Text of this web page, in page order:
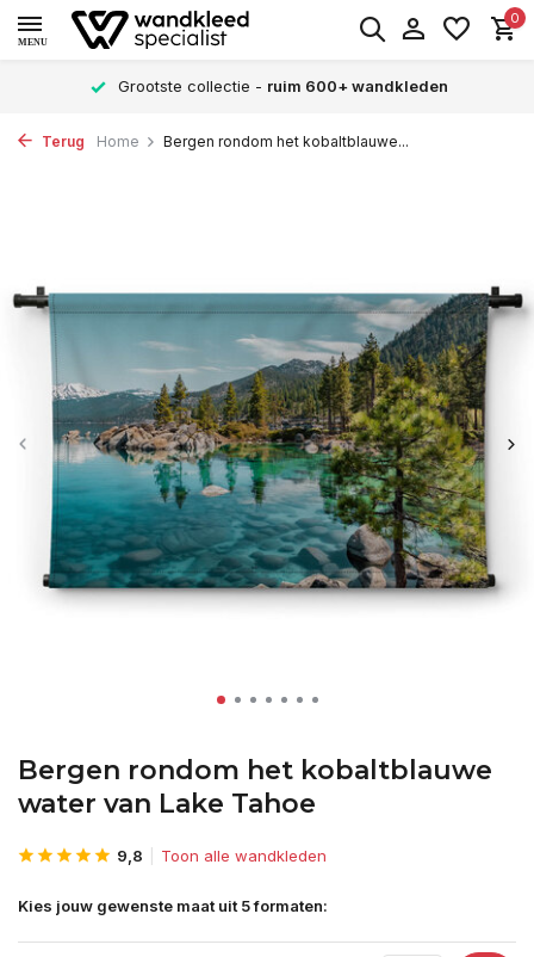
MENU
0
Grootste collectie - ruim 600+ wandkleden
Terug Home Bergen rondom het kobaltblauwe...
Bergen rondom het kobaltblauwe
water van Lake Tahoe
9,8 Toon alle wandkleden
Kies jouw gewenste maat uit 5 formaten: